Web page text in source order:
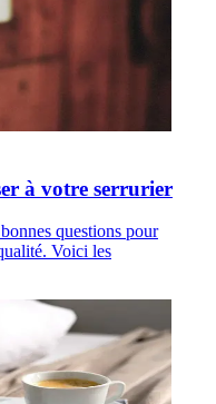
à votre serrurier
questions pour
Voici les